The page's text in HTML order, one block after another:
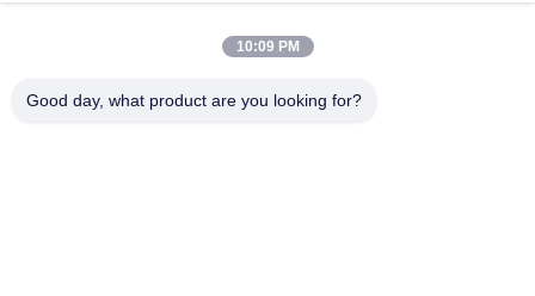
logo Keychains de broderie de l'or 3D de 2.5cm
de bande dessinée
10:09 PM
Good day, what product are you looking for?